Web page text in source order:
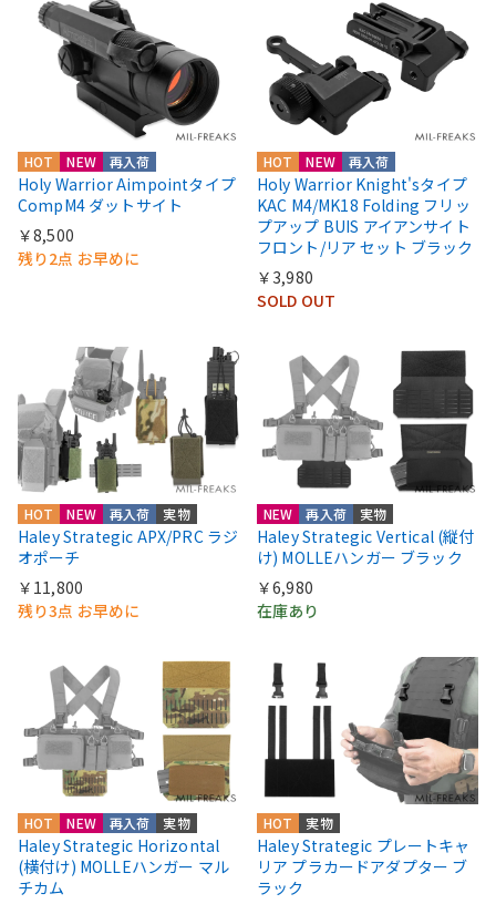
HOT NEW 再入荷
Holy Warrior Aimpointタイプ
CompM4 ダットサイト
￥8,500
残り2点 お早めに
HOT NEW 再入荷
Holy Warrior Knight'sタイプ
KAC M4/MK18 Folding フリッ
プアップ BUIS アイアンサイト
フロント/リア セット ブラック
￥3,980
SOLD OUT
HOT NEW 再入荷 実物
Haley Strategic APX/PRC ラジ
オポーチ
￥11,800
残り3点 お早めに
NEW 再入荷 実物
Haley Strategic Vertical (縦付
け) MOLLEハンガー ブラック
￥6,980
在庫あり
HOT NEW 再入荷 実物
Haley Strategic Horizontal
(横付け) MOLLEハンガー マル
チカム
HOT 実物
Haley Strategic プレートキャ
リア プラカードアダプター ブ
ラック